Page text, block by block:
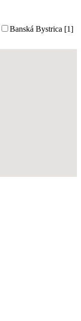
Banská Bystrica [1]